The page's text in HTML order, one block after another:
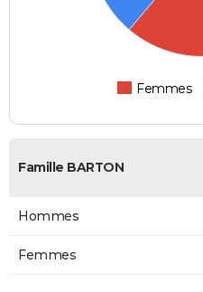
Femmes
Famille BARTON
Hommes
Femmes